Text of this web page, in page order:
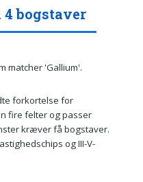
bogstaver
matcher 'Gallium'.
forkortelse for
fire felter og passer
kræver få bogstaver.
og III-V-